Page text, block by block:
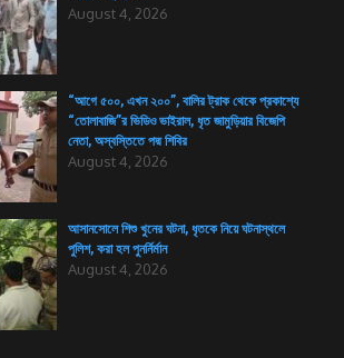
August 4, 2026
“আগে ৫০০, এখন ২০০”, বালির ট্রাক থেকে প্রকাশ্যে
“তোলাবাজি”র ভিডিও ভাইরাল, ধৃত জামুড়িয়ার বিজেপি
নেতা, অস্বস্তিতে পদ্ম শিবির
August 4, 2026
আসানসোলে শিশু খুনের ঘটনা, ধৃতকে নিয়ে ঘটনাস্থলে
পুলিশ, করা হল পুনর্নির্মান
August 4, 2026